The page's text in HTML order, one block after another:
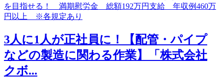
3人に1人が正社員に！【配管・パイプ
などの製造に関わる作業】「株式会社
クボ...